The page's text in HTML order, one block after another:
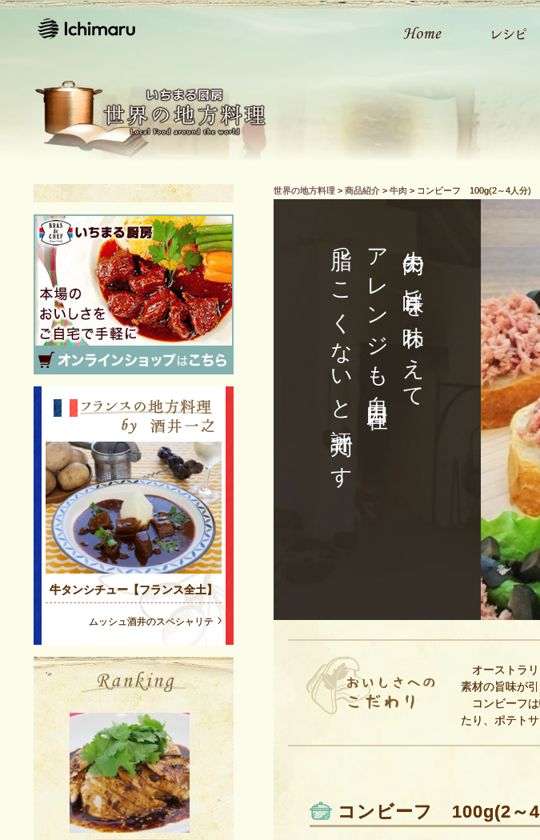
世界の地方料理 > 商品紹介 > 牛肉 > コンビーフ 100g(2～4人分)
牛肉の旨味を味わえて
アレンジも自由自在
脂っこくないと評判です
オーストラリ
素材の旨味が
コンビーフは
たり、ポテト
コンビーフ 100g(2～
牛タンシチュー【フランス全土】
ムッシュ酒井のスペシャリテ